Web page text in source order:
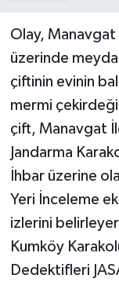
Olay, Manavgat
üzerinde
çiftinin evinin
mermi
çift, Manavgat
Jandarma
İhbar üzerine
Yeri İnceleme
izlerini
Kumköy
Dedektifleri